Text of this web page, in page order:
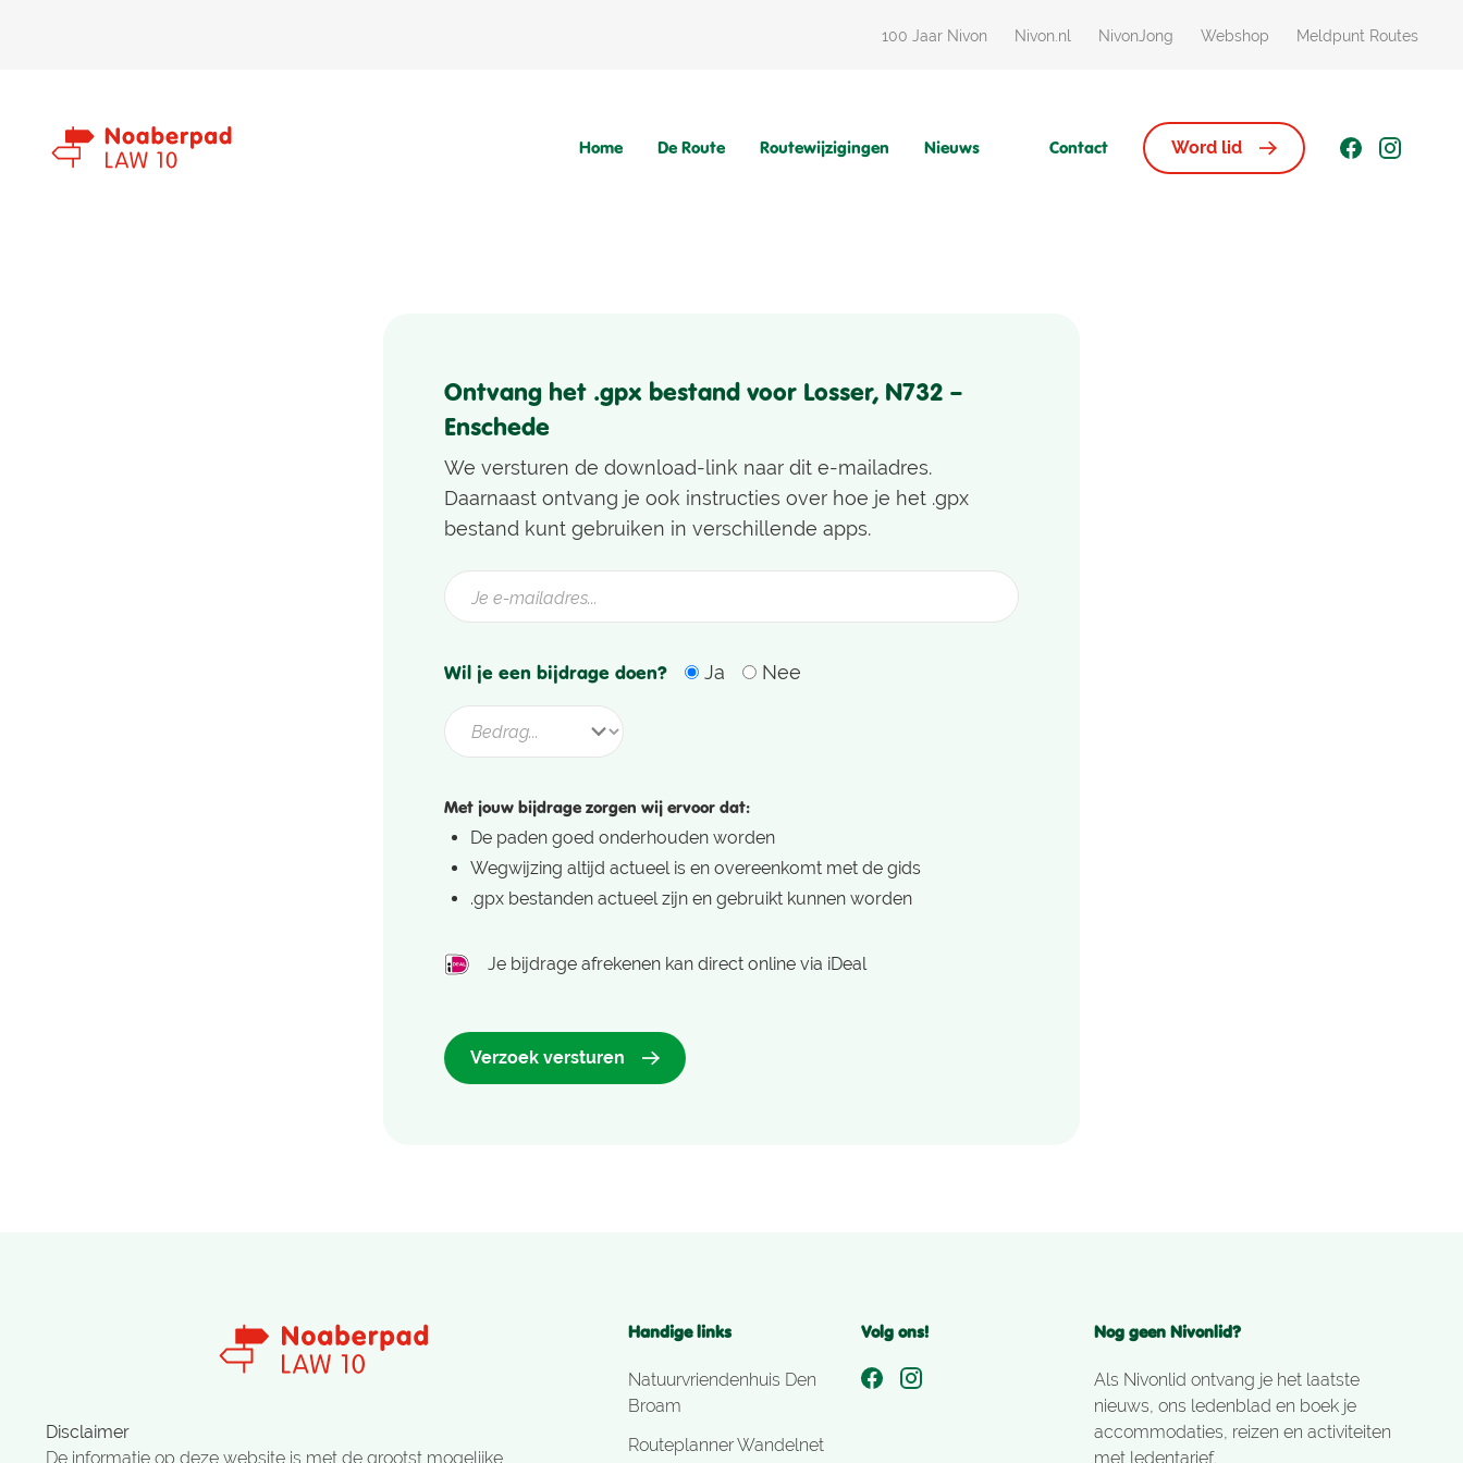
100 Jaar Nivon Nivon.nl NivonJong Webshop Meldpunt Routes
Home De Route Routewijzigingen Nieuws Contact Word lid
Ontvang het .gpx bestand voor Losser, N732 –
Enschede
We versturen de download-link naar dit e-mailadres.
Daarnaast ontvang je ook instructies over hoe je het .gpx
bestand kunt gebruiken in verschillende apps.
Wil je een bijdrage doen? Ja Nee
Met jouw bijdrage zorgen wij ervoor dat:
De paden goed onderhouden worden
Wegwijzing altijd actueel is en overeenkomt met de gids
.gpx bestanden actueel zijn en gebruikt kunnen worden
Je bijdrage afrekenen kan direct online via iDeal
Verzoek versturen
Disclaimer
De informatie op deze website is met de grootst mogelijke
Handige links
Natuurvriendenhuis Den
Broam
Routeplanner Wandelnet
Volg ons! Nog geen Nivonlid?
Als Nivonlid ontvang je het laatste
nieuws, ons ledenblad en boek je
accommodaties, reizen en activiteiten
met ledentarief.